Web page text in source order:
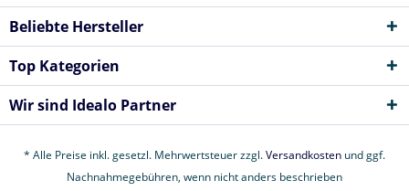
Beliebte Hersteller
Top Kategorien
Wir sind Idealo Partner
* Alle Preise inkl. gesetzl. Mehrwertsteuer zzgl.Versandkosten und ggf.
Nachnahmegebühren, wenn nicht anders beschrieben